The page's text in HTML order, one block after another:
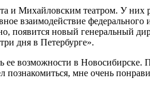
и Михайловским театром. У
взаимодействие федерального
новый генеральный
дня в Петербурге».
возможности в Новосибирске.
мне очень